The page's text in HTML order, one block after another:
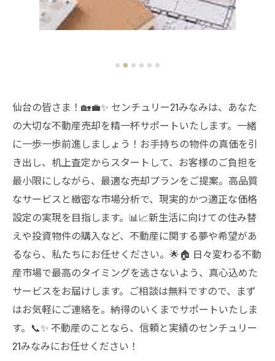
仙台の皆さま！🏡💼✨ センチュリー21みなみは、あなた
の大切な不動産売却を精一杯サポートいたします。一緒
に一歩一歩前進しましょう！お手持ちの物件の真価を引
き出し、机上査定からスタートして、お客様のご負担を
最小限にしながら、最適な売却プランをご提案。高品質
なサービスと緻密な市場分析で、現実的かつ適正な価格
設定の実現を目指します。📊📈新生活に向けての住み替
えや投資物件の購入など、不動産に関する夢や希望があ
るなら、私たちにお任せください。🌟🏠 日々変わる不動
産市場で最高のタイミングを逃さないよう、真心込めた
サービスをお届けします。ご相談は無料ですので、まず
はお気軽にご連絡を。納得のいくまでサポートいたしま
す。📞✨ 不動産のことなら、信頼と実績のセンチュリー
21みなみにお任せください！